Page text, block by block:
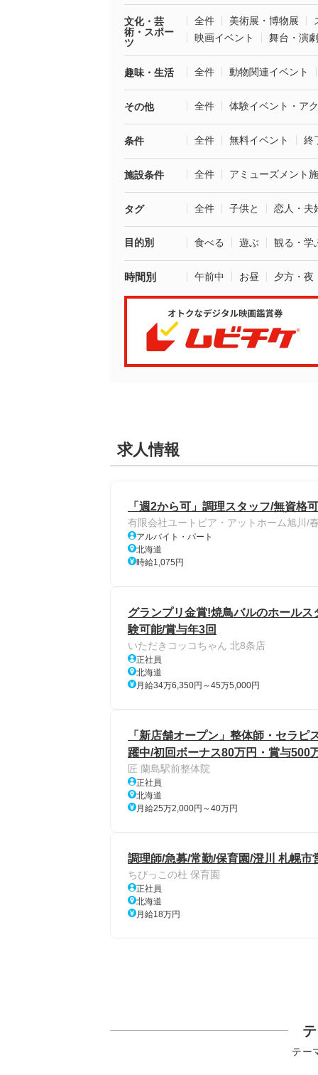
文化・芸
術・スポー
ツ
全件 美術展・博物展
映画イベント
舞台・演劇
趣味・生活 全件 動物関連イベント
その他 全件 体験イベント・ア
条件 全件 無料イベント 終
施設条件 全件 アミューズメント
タグ 全件 子供と 恋人・夫
目的別 食べる 遊ぶ 観る・学
時間別 午前中 お昼 夕方・夜
求人情報
「週2から可」調理スタッフ/無資格
有限会社ユートピア・アットホーム旭川/
アルバイト・パート
北海道
時給1,075円
グランプリ金賞!焼鳥バルのホール
験可能/賞与年3回
いただきコッコちゃん 北8条店
正社員
北海道
月給34万6,350円～45万5,000円
「新店舗オープン」整体師・セラ
躍中/初回ボーナス80万円・賞与500
匠 蘭島駅前整体院
正社員
北海道
月給25万2,000円～40万円
調理師/急募/常勤/保育園/澄川 札幌市
ちびっこの杜 保育園
正社員
北海道
月給18万円
テー